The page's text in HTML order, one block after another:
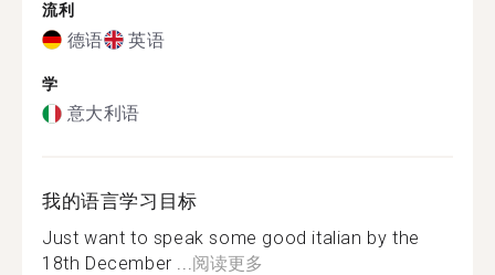
流利
德语 英语
学
意大利语
我的语言学习目标
Just want to speak some good italian by the
18th December ...阅读更多